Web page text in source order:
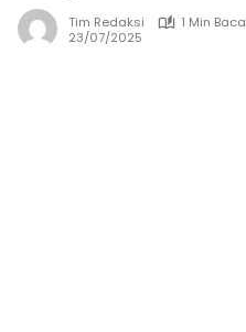
Tim Redaksi
1 Min Baca
23/07/2025